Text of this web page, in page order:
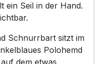
ein Seil in der Hand.
Schnurrbart sitzt im
Polohemd
dem etwas